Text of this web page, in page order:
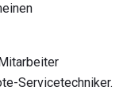
Servicetechniker.